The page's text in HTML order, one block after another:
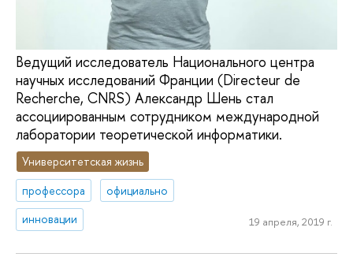
Ведущий исследователь Национального центра
научных исследований Франции (Directeur de
Recherche, CNRS) Александр Шень стал
ассоциированным сотрудником международной
лаборатории теоретической информатики.
Университетская жизнь
профессора
официально
инновации
19 апреля, 2019 г.